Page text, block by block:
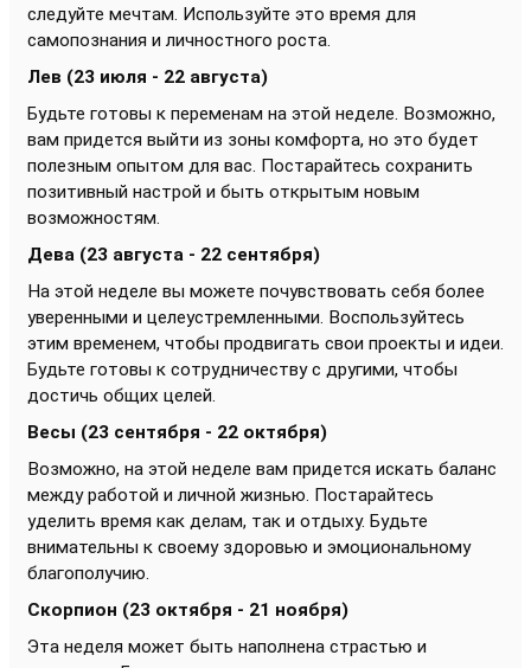
следуйте мечтам. Используйте это время для
самопознания и личностного роста.
Лев (23 июля - 22 августа)
Будьте готовы к переменам на этой неделе. Возможно,
вам придется выйти из зоны комфорта, но это будет
полезным опытом для вас. Постарайтесь сохранить
позитивный настрой и быть открытым новым
возможностям.
Дева (23 августа - 22 сентября)
На этой неделе вы можете почувствовать себя более
уверенными и целеустремленными. Воспользуйтесь
этим временем, чтобы продвигать свои проекты и идеи.
Будьте готовы к сотрудничеству с другими, чтобы
достичь общих целей.
Весы (23 сентября - 22 октября)
Возможно, на этой неделе вам придется искать баланс
между работой и личной жизнью. Постарайтесь
уделить время как делам, так и отдыху. Будьте
внимательны к своему здоровью и эмоциональному
благополучию.
Скорпион (23 октября - 21 ноября)
Эта неделя может быть наполнена страстью и